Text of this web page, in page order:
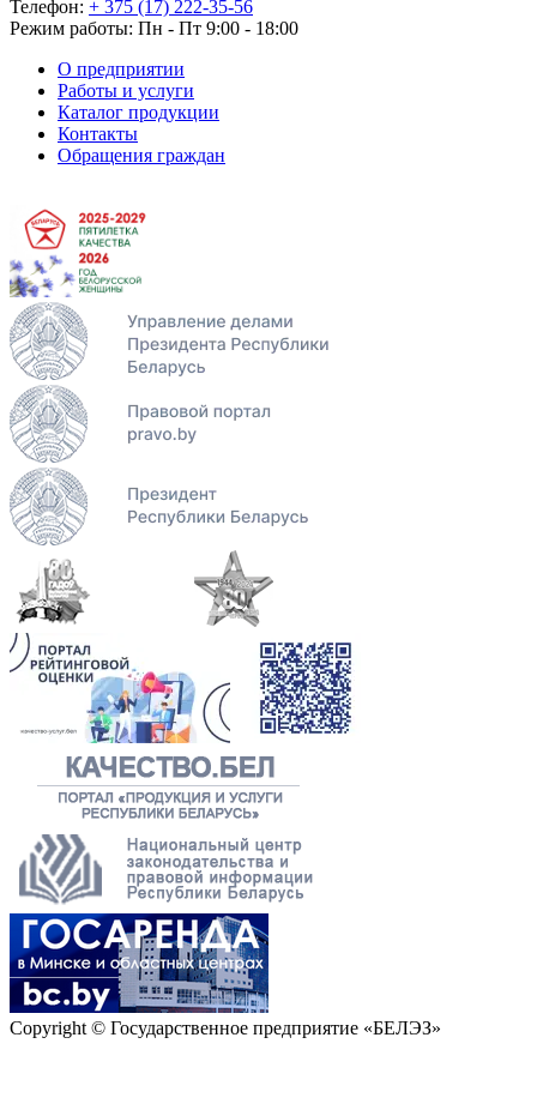
Телефон: + 375 (17) 222-35-56
Режим работы: Пн - Пт 9:00 - 18:00
О предприятии
Работы и услуги
Каталог продукции
Контакты
Обращения граждан
Copyright © Государственное предприятие «БЕЛЭЗ»